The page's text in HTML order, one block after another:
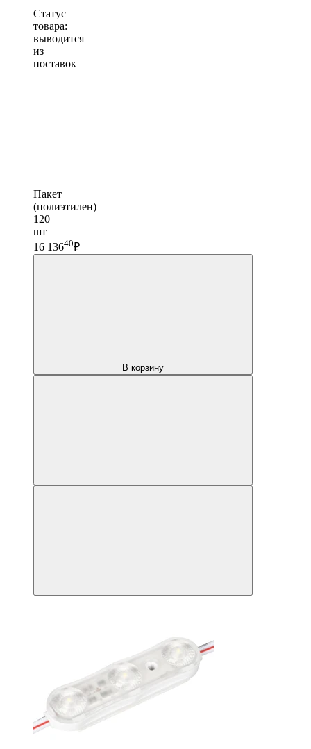
Статус
товара:
выводится
из
поставок
Пакет
(полиэтилен)
120
шт
16 13640₽
В корзину